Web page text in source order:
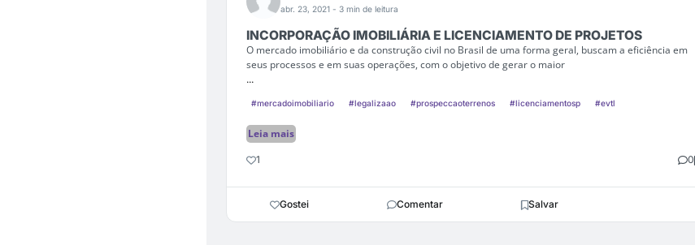
abr. 23, 2021 - 3 min de leitura
INCORPORAÇÃO IMOBILIÁRIA E LICENCIAMENTO DE PROJETOS
O mercado imobiliário e da construção civil no Brasil de uma forma geral, buscam a eficiência em
seus processos e em suas operações, com o objetivo de gerar o maior
...
#mercadoimobiliario #legalizaao #prospeccaoterrenos #licenciamentosp #evtl
Leia mais
1 0
Gostei Comentar Salvar